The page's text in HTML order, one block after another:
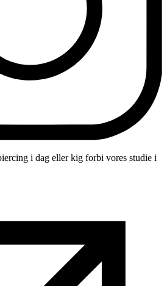
i dag eller kig forbi vores studie i